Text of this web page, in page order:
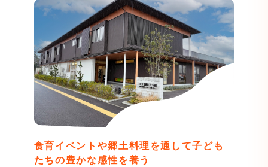
食育イベントや郷土料理を通して子ども
たちの豊かな感性を養う